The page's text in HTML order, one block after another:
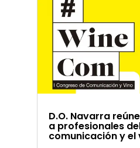
D.O. Navarra
a profesionales
comunicación y el